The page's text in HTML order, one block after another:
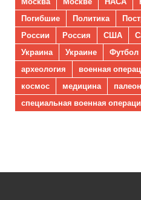
Погибшие
Политика
России
Россия США
Украина
Украине Футбол
археология
военная
космос
медицина
специальная военная